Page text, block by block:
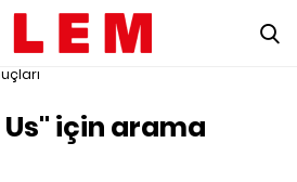
için arama